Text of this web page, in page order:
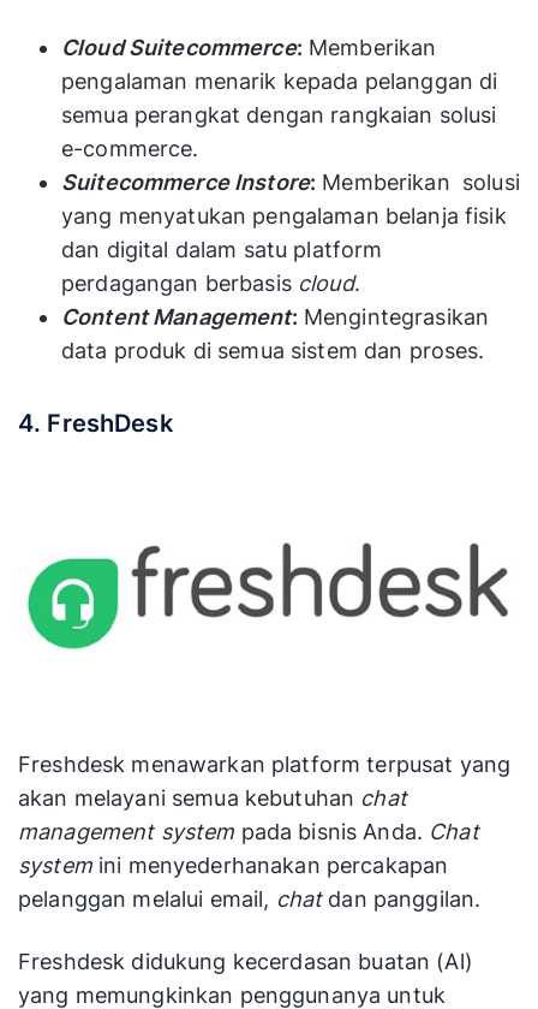
Cloud Suitecommerce: Memberikan
pengalaman menarik kepada pelanggan di
semua perangkat dengan rangkaian solusi
e-commerce.
Suitecommerce Instore: Memberikan solusi
yang menyatukan pengalaman belanja fisik
dan digital dalam satu platform
perdagangan berbasis cloud.
Content Management: Mengintegrasikan
data produk di semua sistem dan proses.
4. FreshDesk
Freshdesk menawarkan platform terpusat yang
akan melayani semua kebutuhan chat
management system pada bisnis Anda. Chat
systemini menyederhanakan percakapan
pelanggan melalui email, chatdan panggilan.
Freshdesk didukung kecerdasan buatan (Al)
yang memungkinkan penggunanya untuk